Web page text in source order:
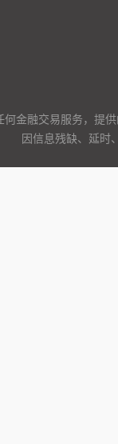
何金融交易服务，提
因信息残缺、延时